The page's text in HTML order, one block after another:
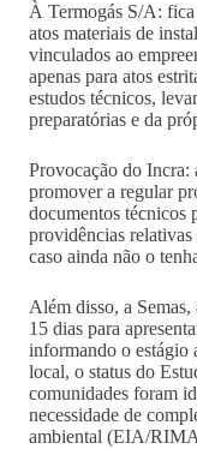
À Termogás S/A:
atos materiais de
vinculados ao
apenas para atos
estudos técnicos,
preparatórias e da
Provocação do Incra:
promover a regular
documentos técnicos
providências
caso ainda não o
Além disso, a
15 dias para
informando o estágio
local, o status do
comunidades foram
necessidade de
ambiental (EIA/